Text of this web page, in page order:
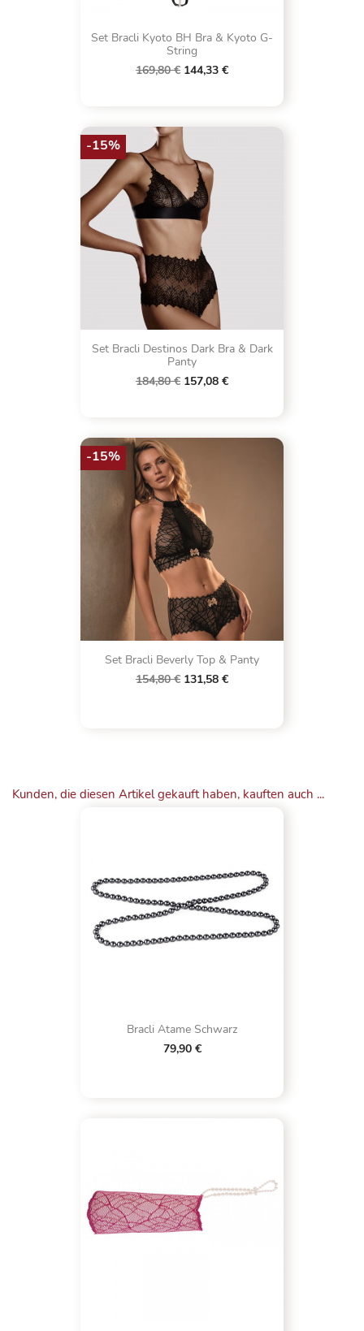
Set Bracli Kyoto BH Bra & Kyoto G-
String
169,80 € 144,33 €
Set Bracli Destinos Dark Bra & Dark
Panty
184,80 € 157,08 €
-15%
Set Bracli Beverly Top & Panty
154,80 € 131,58 €
-15%
Kunden, die diesen Artikel gekauft haben, kauften auch ...
Bracli Atame Schwarz
79,90 €